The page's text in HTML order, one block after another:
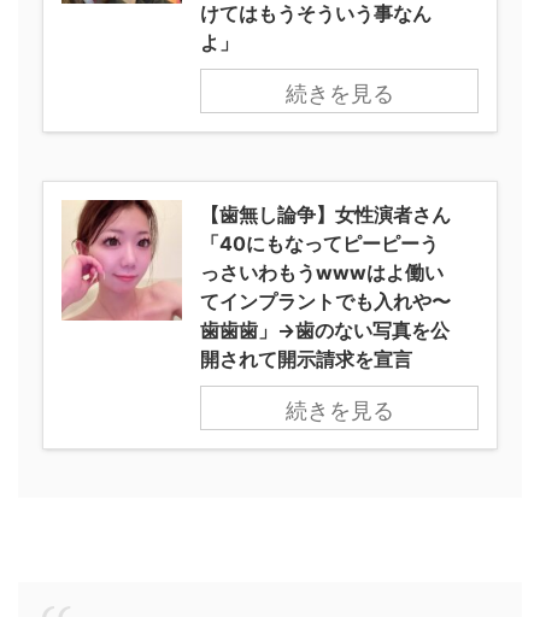
けてはもうそういう事なん
よ」
続きを見る
【歯無し論争】女性演者さん
「40にもなってピーピーう
っさいわもうwwwはよ働い
てインプラントでも入れや〜
歯歯歯」→歯のない写真を公
開されて開示請求を宣言
続きを見る